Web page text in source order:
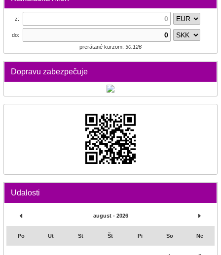
z:
do:
prerátané kurzom: 30.126
Dopravu zabezpečuje
Udalosti
august - 2026
Po Ut St Št Pi So Ne